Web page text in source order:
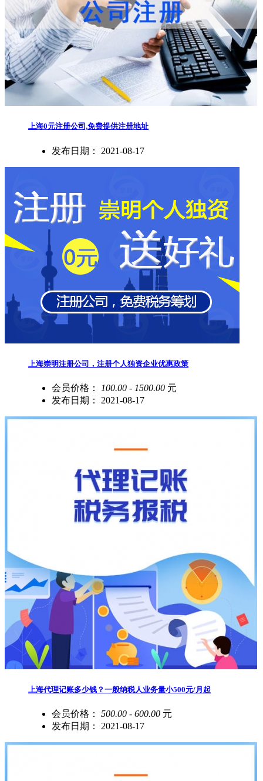
上海0元注册公司,免费提供注册地址
发布日期： 2021-08-17
上海崇明注册公司，注册个人独资企业优惠政策
会员价格： 100.00 - 1500.00 元
发布日期： 2021-08-17
上海代理记账多少钱？一般纳税人业务量小500元/月起
会员价格： 500.00 - 600.00 元
发布日期： 2021-08-17